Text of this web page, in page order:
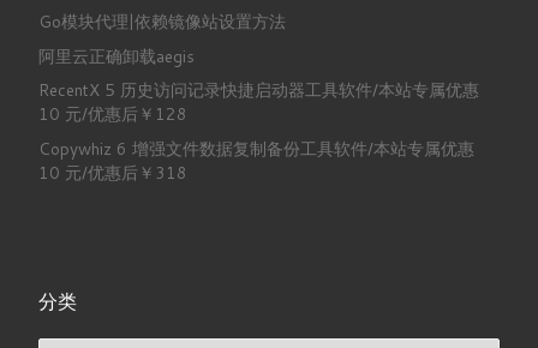
Go模块代理|依赖镜像站设置方法
阿里云正确卸载aegis
RecentX 5 历史访问记录快捷启动器工具软件/本站专属优惠
10 元/优惠后￥128
Copywhiz 6 增强文件数据复制备份工具软件/本站专属优惠
10 元/优惠后￥318
分类